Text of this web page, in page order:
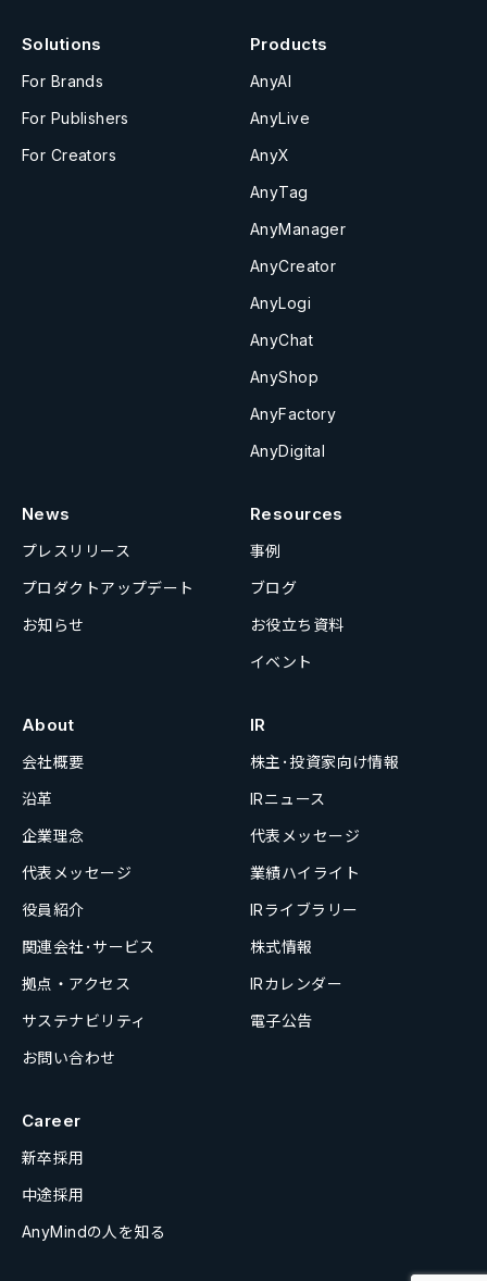
Solutions
For Brands
For Publishers
For Creators
Products
AnyAI
AnyLive
AnyX
AnyTag
AnyManager
AnyCreator
AnyLogi
AnyChat
AnyShop
AnyFactory
AnyDigital
News
プレスリリース
プロダクトアップデート
お知らせ
Resources
事例
ブログ
お役立ち資料
イベント
About
会社概要
沿革
企業理念
代表メッセージ
役員紹介
関連会社･サービス
拠点・アクセス
サステナビリティ
お問い合わせ
IR
株主･投資家向け情報
IRニュース
代表メッセージ
業績ハイライト
IRライブラリー
株式情報
IRカレンダー
電子公告
Career
新卒採用
中途採用
AnyMindの人を知る